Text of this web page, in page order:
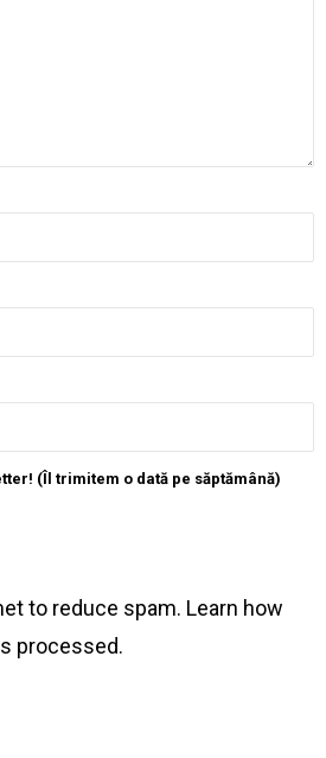
(Îl trimitem o dată pe săptămână)
to reduce spam. Learn how
processed.